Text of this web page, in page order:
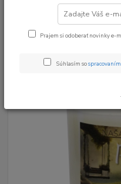
Prajem si odoberať novinky e-
Súhlasím so